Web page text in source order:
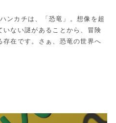
ンカチは、「恐竜」。想像を超
いない謎があることから、冒険
在です。さぁ、恐竜の世界へ